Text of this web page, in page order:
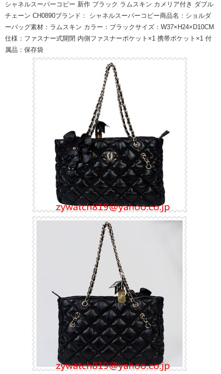
シャネルスーパーコピー 新作 ブラック ラムスキン カメリア付き ダブル
チェーン CH0890ブランド： シャネルスーパーコピー商品名：ショルダ
ーバッグ素材：ラムスキン カラー：ブラックサイズ：W37×H24×D10CM
仕様：ファスナー式開閉 内側ファスナーポケット×1 携帯ポケット×1 付
属品：保存袋